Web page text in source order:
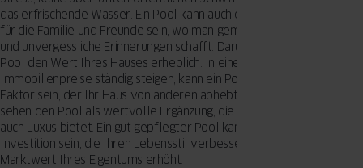
das erfrischende Wasser. Ein Pool kann auch ein zentraler Treffpunkt
für die Familie und Freunde sein, wo man gemeinsam Zeit verbringt
und unvergessliche Erinnerungen schafft. Darüber hinaus steigert ein
Pool den Wert Ihres Hauses erheblich. In einer Zeit, in der
Immobilienpreise ständig steigen, kann ein Pool ein entscheidender
Faktor sein, der Ihr Haus von anderen abhebt. Potenzielle Käufer
sehen den Pool als wertvolle Ergänzung, die sowohl Komfort als
auch Luxus bietet. Ein gut gepflegter Pool kann somit eine lohnende
Investition sein, die Ihren Lebensstil verbessert sowie den
Marktwert Ihres Eigentums erhöht.